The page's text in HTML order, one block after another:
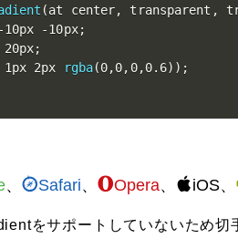
(at center, transparent ,
-10px;
;
1px 2px rgba(0,0, 0,0.6) ) ;
、 Safari、 Opera、 iOS、
をサポートしていないため切